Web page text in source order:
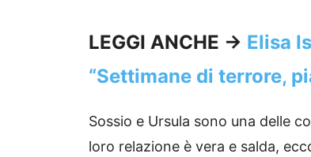
LEGGI ANCHE -> Elisa
“Settimane di terrore,
Sossio e Ursula sono una delle
loro relazione è vera e salda,